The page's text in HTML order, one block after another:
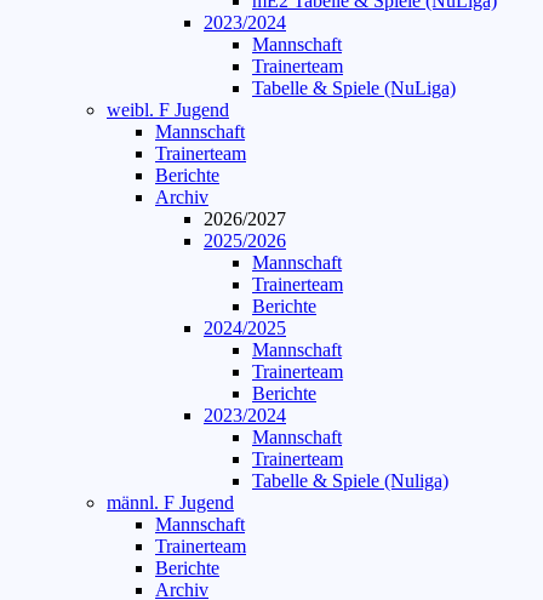
2023/2024
Mannschaft
Trainerteam
Tabelle & Spiele (NuLiga)
weibl. F Jugend
Mannschaft
Trainerteam
Berichte
Archiv
2026/2027
2025/2026
Mannschaft
Trainerteam
Berichte
2024/2025
Mannschaft
Trainerteam
Berichte
2023/2024
Mannschaft
Trainerteam
Tabelle & Spiele (Nuliga)
männl. F Jugend
Mannschaft
Trainerteam
Berichte
Archiv